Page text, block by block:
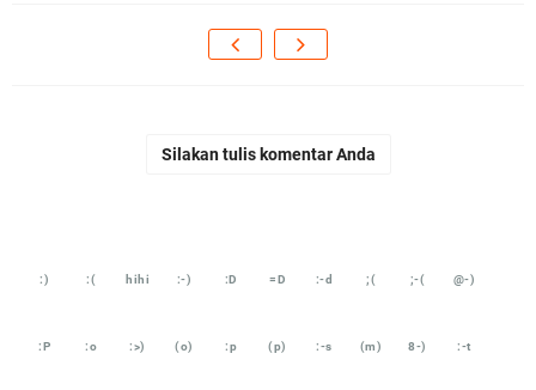
Silakan tulis komentar Anda
:) :( hihi :-) :D =D :-d ;( ;-( @-)
:P :o :>) (o) :p (p) :-s (m) 8-) :-t